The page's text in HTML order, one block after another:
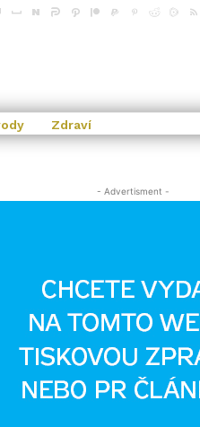
Zdraví
- Advertisment -